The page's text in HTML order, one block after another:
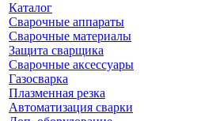
Каталог
Сварочные аппараты
Сварочные материалы
Защита сварщика
Сварочные аксессуары
Газосварка
Плазменная резка
Автоматизация сварки